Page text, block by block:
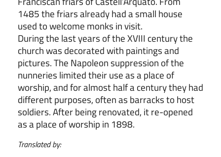
1485 the friars already had a small house
used to welcome monks in visit.
During the last years of the XVIII century the
church was decorated with paintings and
pictures. The Napoleon suppression of the
nunneries limited their use as a place of
worship, and for almost half a century they had
different purposes, often as barracks to host
soldiers. After being renovated, it re-opened
as a place of worship in 1898.
Translated by: